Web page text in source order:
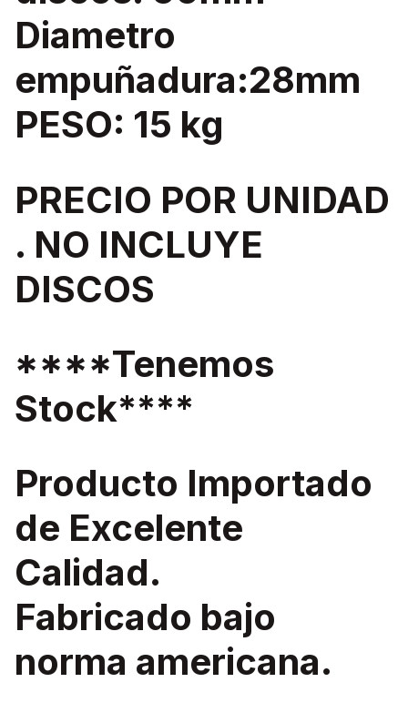
Diametro
empuñadura:28mm
PESO: 15 kg
PRECIO POR UNIDAD
. NO INCLUYE
DISCOS
****Tenemos
Stock****
Producto Importado
de Excelente
Calidad.
Fabricado bajo
norma americana.